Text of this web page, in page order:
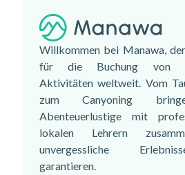
Willkommen bei Manawa,
für die Buchung von
Aktivitäten weltweit. Vom
zum Canyoning
Abenteuerlustige mit
lokalen Lehrern
unvergessliche
garantieren.